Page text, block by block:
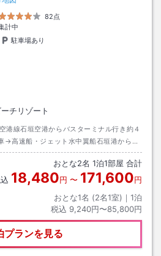
82点
計中
駐車場あり
チリゾート
港線石垣空港からバスターミナル行き約４
→高速船・ジェット水中翼船石垣港から小
タクシー約５分
おとな2名 1泊1部屋 合計
18,480円 〜 171,600円
おとな1名 (2名1室)｜ 1泊
税込 9,240円〜85,800円
プランを見る